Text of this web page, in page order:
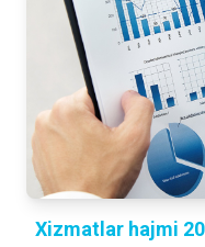
Xizmatlar hajmi